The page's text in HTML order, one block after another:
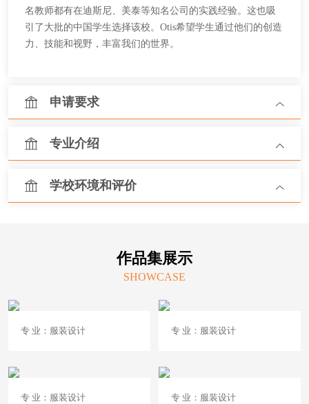
名教师都有在迪斯尼、美泰等知名公司的实践经验。这也吸
引了大批的中国学生选择该校。Otis希望学生通过他们的创造
力、技能和视野，丰富我们的世界。
申请要求
专业介绍
学校环境和评价
作品集展示
SHOWCASE
专 业：服装设计 专 业：服装设计
专 业：服装设计 专 业：服装设计